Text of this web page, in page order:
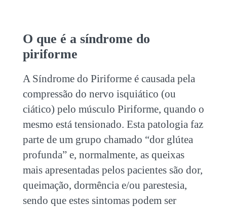
O que é a síndrome do
piriforme
A Síndrome do Piriforme é causada pela
compressão do nervo isquiático (ou
ciático) pelo músculo Piriforme, quando o
mesmo está tensionado. Esta patologia faz
parte de um grupo chamado “dor glútea
profunda” e, normalmente, as queixas
mais apresentadas pelos pacientes são dor,
queimação, dormência e/ou parestesia,
sendo que estes sintomas podem ser